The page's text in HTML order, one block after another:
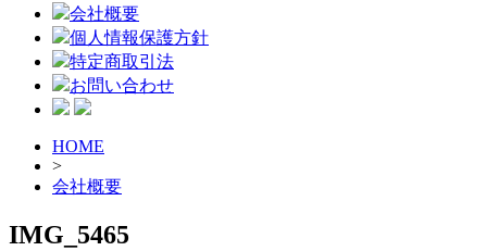
会社概要
個人情報保護方針
特定商取引法
お問い合わせ
HOME
>
会社概要
IMG_5465